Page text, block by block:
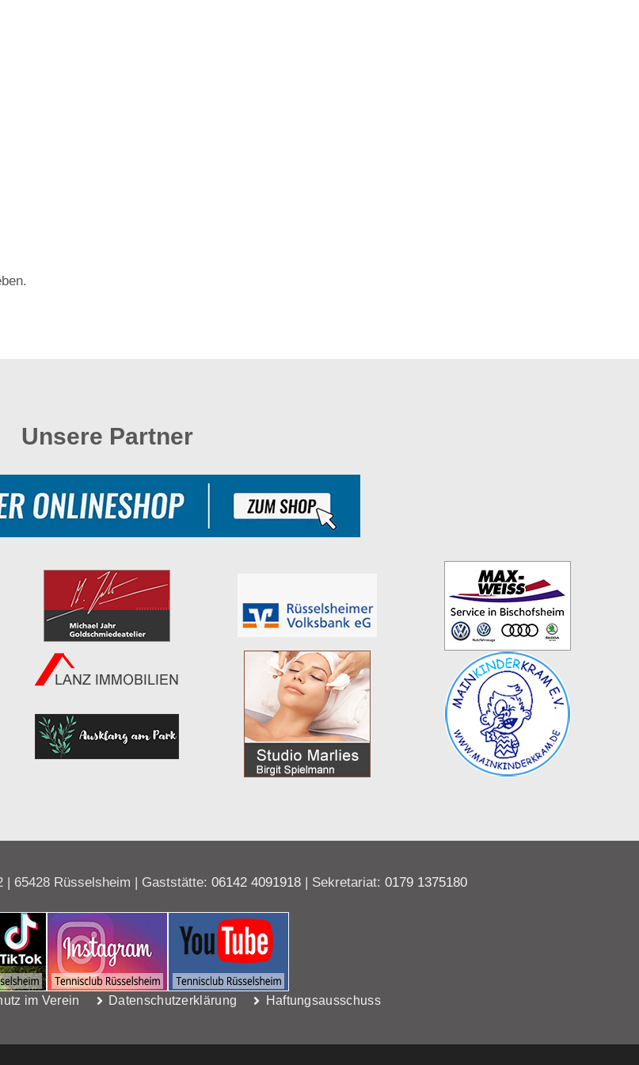
Unsere Partner
| 65428 Rüsselsheim | Gaststätte: 06142 4091918 | Sekretariat: 0179 1375180
im Verein Datenschutzerklärung Haftungsausschuss